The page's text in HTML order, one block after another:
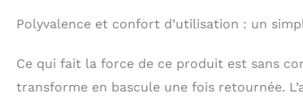
Polyvalence et confort d’utilisation : un
Ce qui fait la force de ce produit est sans
transforme en bascule une fois retournée.